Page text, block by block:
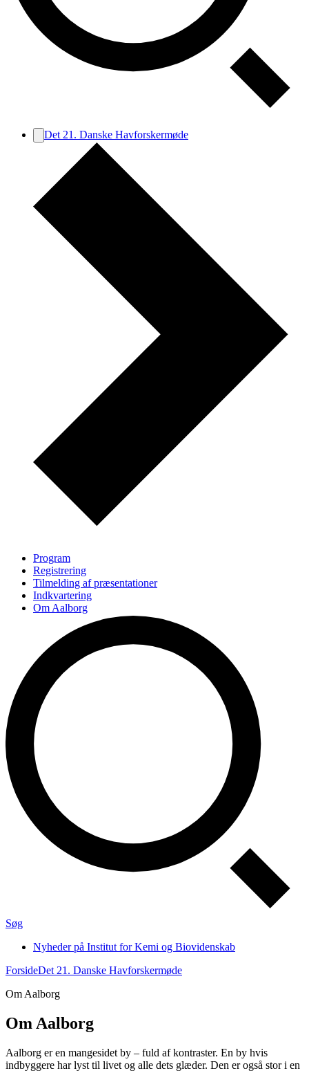
Det 21. Danske Havforskermøde
Program
Registrering
Tilmelding af præsentationer
Indkvartering
Om Aalborg
Sponsorer/Udstillere
Søg
Nyheder på Institut for Kemi og Biovidenskab
ForsideDet 21. Danske Havforskermøde
Om Aalborg
Om Aalborg
Aalborg er en mangesidet by – fuld af kontraster. En by hvis
indbyggere har lyst til livet og alle dets glæder. Den er også stor i en